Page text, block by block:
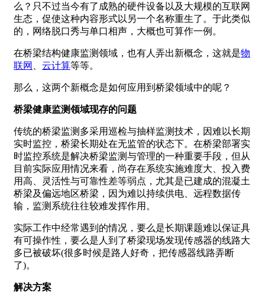
么？只不过当今有了成熟的硬件设备以及大规模的互联网
生态，促使这种内容形式以另一个名称重生了。于此类似
的，网络脱口秀与单口相声，大概也可算作一例。
在桥梁结构健康监测领域，也有人弄出新概念，这就是物
联网
云计算等等。
那么，这两个新概念是如何应用到桥梁领域中的呢？
桥梁健康监测领域现存的问题
传统的桥梁监测多采用巡检与抽样监测技术，因难以长期
实时监控，桥梁长期处在无监管的状态下。在桥梁部署实
时监控系统是解决桥梁监测与管理的一种重要手段，但从
目前实际应用情况来看，尚存在系统实施难度大、投入费
用高、灵活性与可靠性差等弱点，尤其是已建成的混凝土
桥梁及偏远地区桥梁，因为难以持续供电、远程数据传
输，监测系统往往较难发挥作用。
实际工作中经常遇到的情况，要么是长期课题难以保证具
有可操作性，要么是人到了桥梁现场发现传感器的线路大
多已被破坏(很多时候是路人好奇，把传感器线路弄断
了)。
解决方案